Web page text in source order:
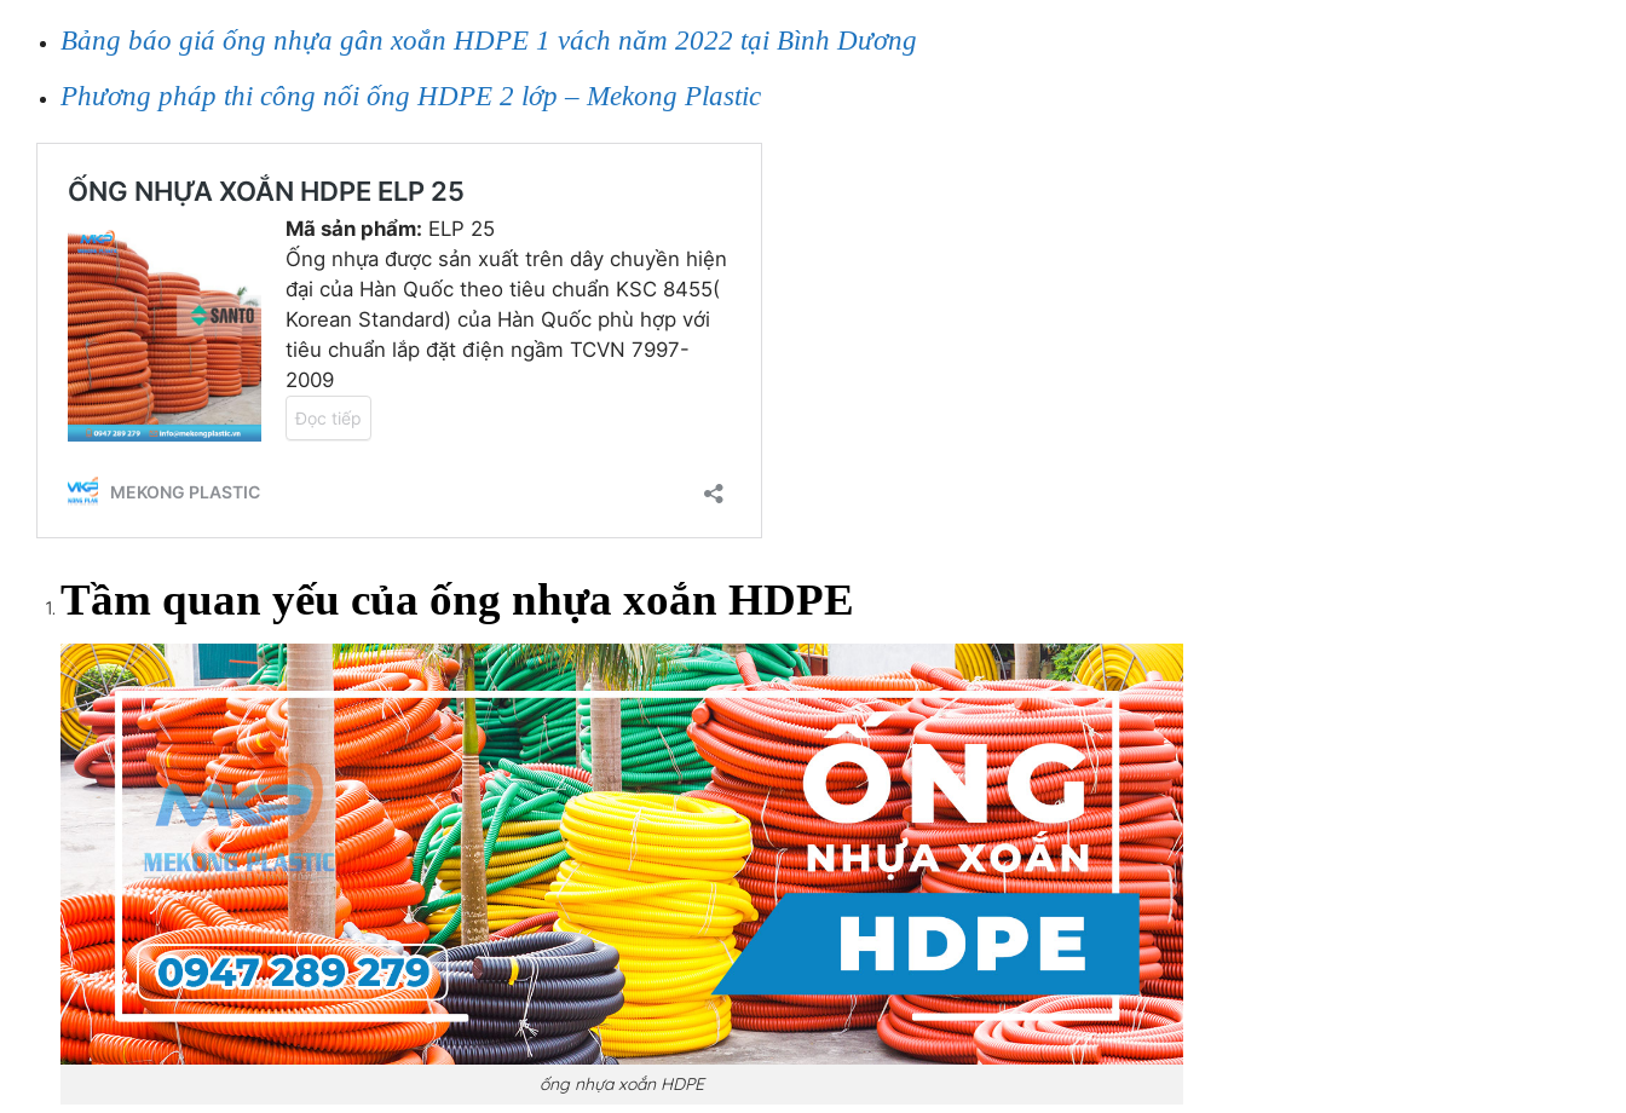
Bảng báo giá ống nhựa gân xoắn HDPE 1 vách năm 2022 tại Bình Dương
Phương pháp thi công nối ống HDPE 2 lớp – Mekong Plastic
Tầm quan yếu của ống nhựa xoắn HDPE
ống nhựa xoắn HDPE